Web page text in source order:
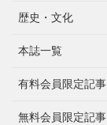
歴史・文化
本誌一覧
有料会員限定記事
無料会員限定記事